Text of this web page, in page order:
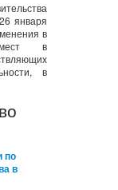
января
в
в
в
по
в